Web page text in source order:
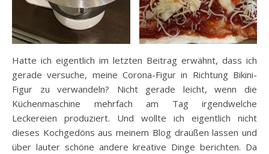
Hatte ich eigentlich im letzten Beitrag erwähnt, dass ich
gerade versuche, meine Corona-Figur in Richtung Bikini-
Figur zu verwandeln? Nicht gerade leicht, wenn die
Küchenmaschine mehrfach am Tag irgendwelche
Leckereien produziert. Und wollte ich eigentlich nicht
dieses Kochgedöns aus meinem Blog draußen lassen und
über lauter schöne andere kreative Dinge berichten. Da